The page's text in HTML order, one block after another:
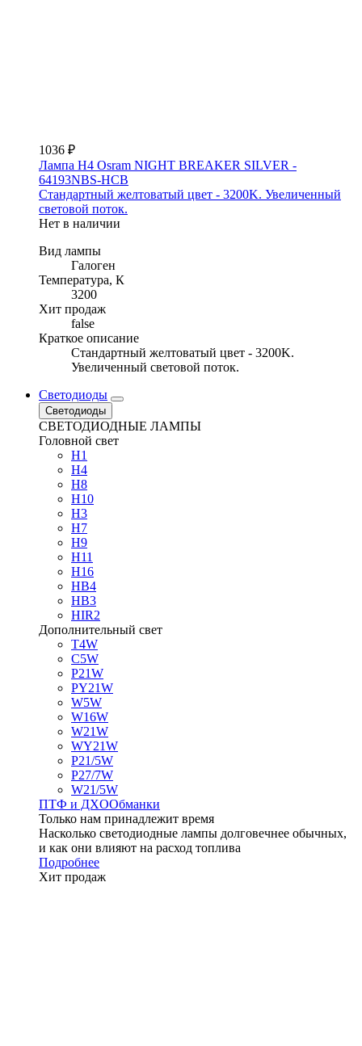
1036 ₽
Лампа H4 Osram NIGHT BREAKER SILVER -
64193NBS-HCB
Стандартный желтоватый цвет - 3200K. Увеличенный
световой поток.
Нет в наличии
Вид лампы
Галоген
Температура, К
3200
Хит продаж
false
Краткое описание
Стандартный желтоватый цвет - 3200K.
Увеличенный световой поток.
Светодиоды
Светодиоды
СВЕТОДИОДНЫЕ ЛАМПЫ
Головной свет
H1
H4
H8
H10
H3
H7
H9
H11
H16
HB4
HB3
HIR2
Дополнительный свет
T4W
C5W
P21W
PY21W
W5W
W16W
W21W
WY21W
P21/5W
P27/7W
W21/5W
ПТФ и ДXООбманки
Только нам принадлежит время
Насколько светодиодные лампы долговечнее обычных,
и как они влияют на расход топлива
Подробнее
Хит продаж